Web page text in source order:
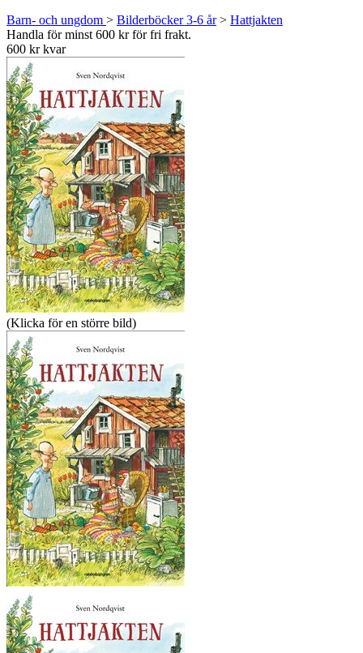
Barn- och ungdom > Bilderböcker 3-6 år> Hattjakten
Handla för minst 600 kr för fri frakt.
600 kr kvar
(Klicka för en större bild)